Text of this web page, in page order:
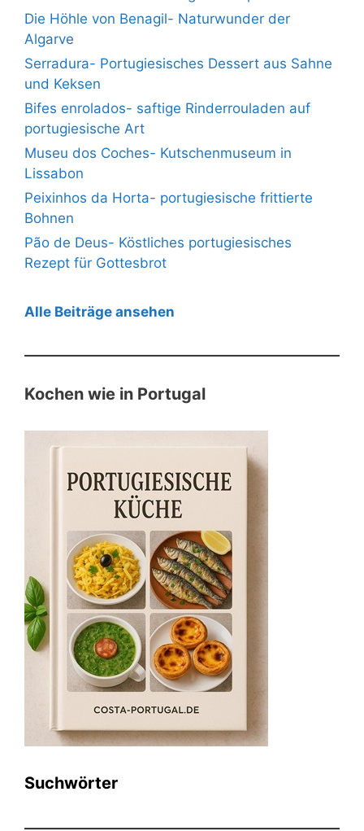
Die Höhle von Benagil- Naturwunder der
Algarve
Serradura- Portugiesisches Dessert aus Sahne
und Keksen
Bifes enrolados- saftige Rinderrouladen auf
portugiesische Art
Museu dos Coches- Kutschenmuseum in
Lissabon
Peixinhos da Horta- portugiesische frittierte
Bohnen
Pão de Deus- Köstliches portugiesisches
Rezept für Gottesbrot
Alle Beiträge ansehen
Kochen wie in Portugal
Suchwörter